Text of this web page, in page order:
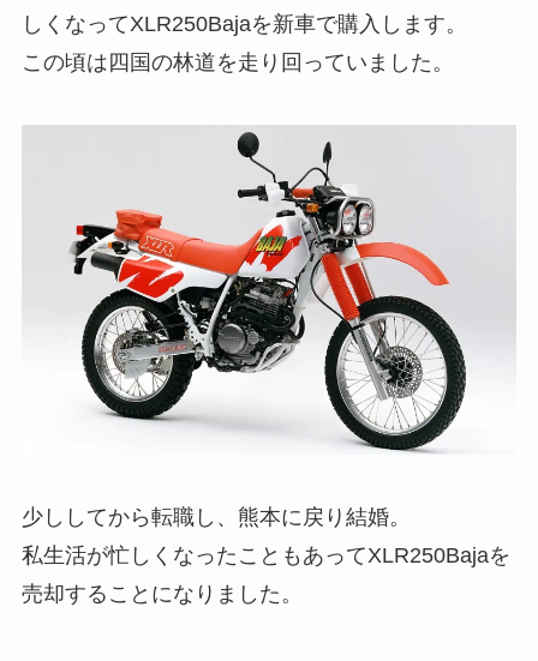
しくなってXLR250Bajaを新車で購入します。
この頃は四国の林道を走り回っていました。
少ししてから転職し、熊本に戻り結婚。
私生活が忙しくなったこともあってXLR250Bajaを
売却することになりました。